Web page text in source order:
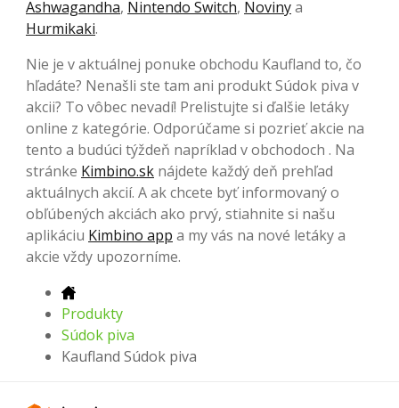
Ashwagandha, Nintendo Switch, Novinya
Hurmikaki.
Nie je v aktuálnej ponuke obchodu Kaufland to, čo
hľadáte? Nenašli ste tam ani produkt Súdok piva v
akcii? To vôbec nevadí! Prelistujte si ďalšie letáky
online z kategórie. Odporúčame si pozrieť akcie na
tento a budúci týždeň napríklad v obchodoch . Na
stránke Kimbino.sk nájdete každý deň prehľad
aktuálnych akcií. A ak chcete byť informovaný o
obľúbených akciách ako prvý, stiahnite si našu
aplikáciu Kimbino app a my vás na nové letáky a
akcie vždy upozorníme.
Produkty
Súdok piva
Kaufland Súdok piva